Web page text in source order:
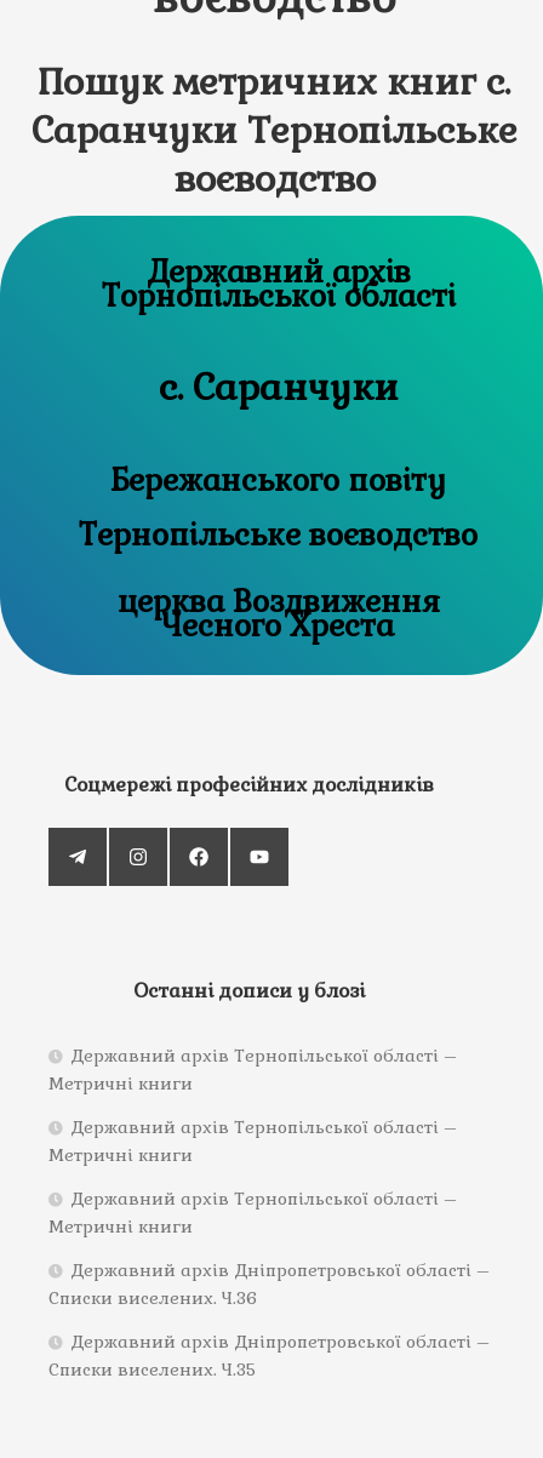
Пошук метричних книг с.
Саранчуки Тернопільське
воєводство
Державний архів
Торнопільської області
с. Саранчуки
Бережанського повіту
Тернопільське воєводство
церква Воздвиження
Чесного Хреста
Соцмережі професійних дослідників
Останні дописи у блозі
Державний архів Тернопільської області –
Метричні книги
Державний архів Тернопільської області –
Метричні книги
Державний архів Тернопільської області –
Метричні книги
Державний архів Дніпропетровської області –
Списки виселених. Ч.36
Державний архів Дніпропетровської області –
Списки виселених. Ч.35